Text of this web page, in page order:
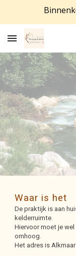
Waar is het
De praktijk is aan
kelderruimte.
Hiervoor moet je wel
omhoog.
Het adres is